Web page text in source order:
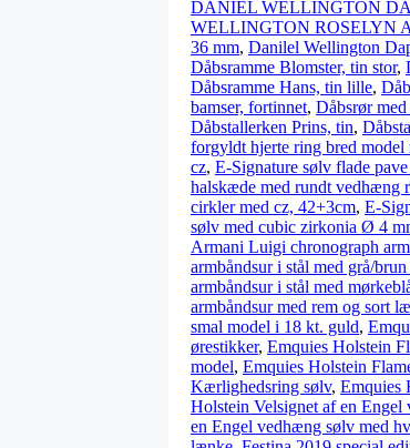
DANIEL WELLINGTON
WELLINGTON ROSELYN
36 mm, Danilel Wellington
Dåbsramme Blomster, tin stor,
Dåbsramme Hans, tin lille,
bamser, fortinnet, Dåbsrør
Dåbstallerken Prins, tin,
forgyldt hjerte ring bred model
cz, E-Signature sølv flade
halskæde med rundt vedhæng
cirkler med cz, 42+3cm, E-
sølv med cubic zirkonia Ø 4
Armani Luigi chronograph
armbåndsur i stål med grå/
armbåndsur i stål med
armbåndsur med rem og sort
smal model i 18 kt. guld,
ørestikker, Emquies Holstein
model, Emquies Holstein
Kærlighedsring sølv, Emquies
Holstein Velsignet af en
en Engel vedhæng sølv med